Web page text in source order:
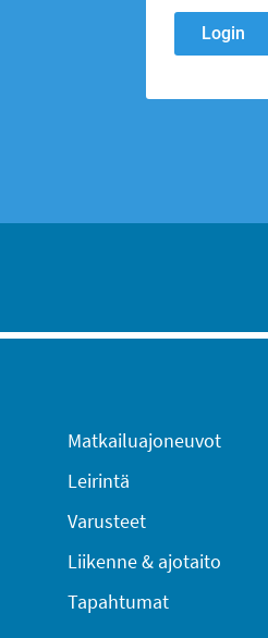
Matkailuajoneuvot
Leirintä
Varusteet
Liikenne & ajotaito
Tapahtumat